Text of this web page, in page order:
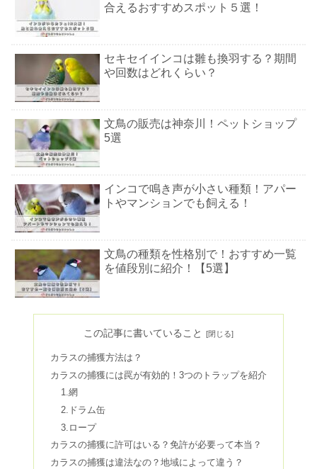
合えるおすすめスポット５選！
セキセイインコは雛も換羽する？期間
や回数はどれくらい？
文鳥の販売は神奈川！ペットショップ
5選
インコで鳴き声が小さい種類！アパー
トやマンションでも飼える！
文鳥の種類を性格別で！おすすめ一覧
を値段別に紹介！【5選】
を徹底解説！【まとめ】
文鳥の雛が噛む！確実にしつける為の
飼育のコツ10選【まとめ】
この記事に書いていること
カラスの捕獲方法は？
カラスの捕獲には罠が有効的！3つのトラップを紹介
1.網
2.ドラム缶
3.ロープ
カラスの捕獲に許可はいる？免許が必要って本当？
カラスの捕獲は違法なの？地域によって違う？